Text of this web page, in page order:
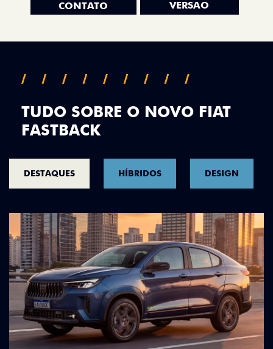
CONTATO VERSÃO
TUDO SOBRE O NOVO FIAT
FASTBACK
DESTAQUES HÍBRIDOS DESIGN